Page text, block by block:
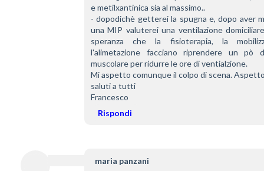
e metilxantinica sia al massimo..
- dopodichè getterei la spugna e, dopo aver
una MIP valuterei una ventilazione
speranza che la fisioterapia, la
l'alimetazione facciano riprendere un pò
muscolare per ridurre le ore di ventialzione.
Mi aspetto comunque il colpo di scena.
saluti a tutti
Francesco
Rispondi
maria panzani